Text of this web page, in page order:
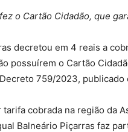
o Cartão Cidadão, que
decretou em 4 reais a
possuírem o Cartão
759/2023, publicado
cobrada na região da
Balneário Piçarras faz